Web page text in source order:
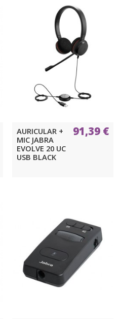
AURICULAR +
MIC JABRA
EVOLVE 20 UC
USB BLACK
91,39 €